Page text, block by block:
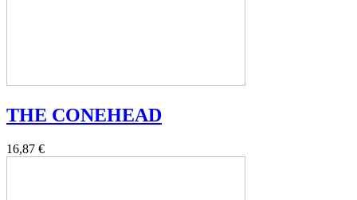
THE CONEHEAD
16,87 €